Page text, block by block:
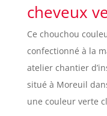
cheveux
Ce chouchou
confectionné à la
atelier chantier
situé à Moreuil
une couleur verte